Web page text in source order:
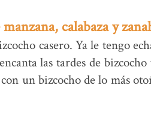
calabaza y
casero. Ya le tengo
las tardes de
un bizcocho de lo más